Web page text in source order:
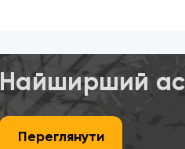
Найширший
Переглянути